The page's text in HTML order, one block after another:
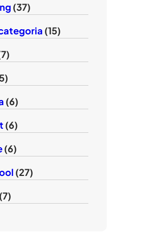
(37)
(15)
(6)
(6)
(6)
(27)